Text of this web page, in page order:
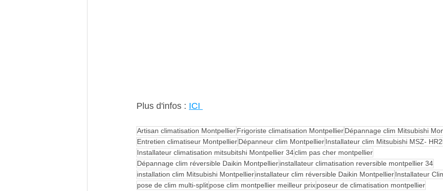
Plus d'infos : ICI
Artisan climatisation MontpellierFrigoriste climatisation MontpellierDépannage clim Mitsubishi
Entretien climatiseur MontpellierDépanneur clim MontpellierInstallateur clim Mitsubishi MSZ-
Installateur climatisation mitsubitshi Montpellier 34clim pas cher montpellier
Dépannage clim réversible Daikin Montpellierinstallateur climatisation reversible montpellier 34
installation clim Mitsubishi Montpellierinstallateur clim réversible Daikin MontpellierInstallateur
pose de clim multi-splitpose clim montpellier meilleur prixposeur de climatisation montpellier